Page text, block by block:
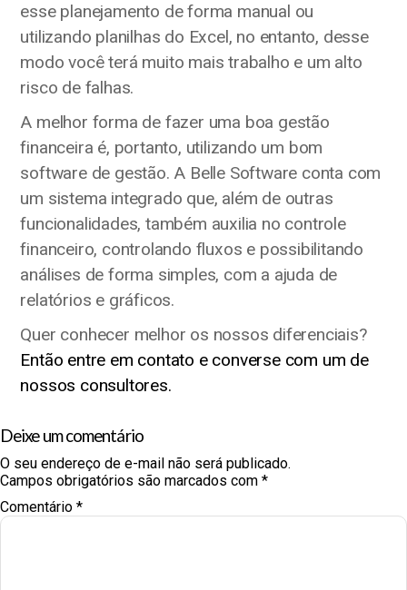
esse planejamento de forma manual ou
utilizando planilhas do Excel, no entanto, desse
modo você terá muito mais trabalho e um alto
risco de falhas.
A melhor forma de fazer uma boa gestão
financeira é, portanto, utilizando um bom
software de gestão. A Belle Software conta com
um sistema integrado que, além de outras
funcionalidades, também auxilia no controle
financeiro, controlando fluxos e possibilitando
análises de forma simples, com a ajuda de
relatórios e gráficos.
Quer conhecer melhor os nossos diferenciais?
Então entre em contato e converse com um de
nossos consultores.
Deixe um comentário
O seu endereço de e-mail não será publicado.
Campos obrigatórios são marcados com *
Comentário *